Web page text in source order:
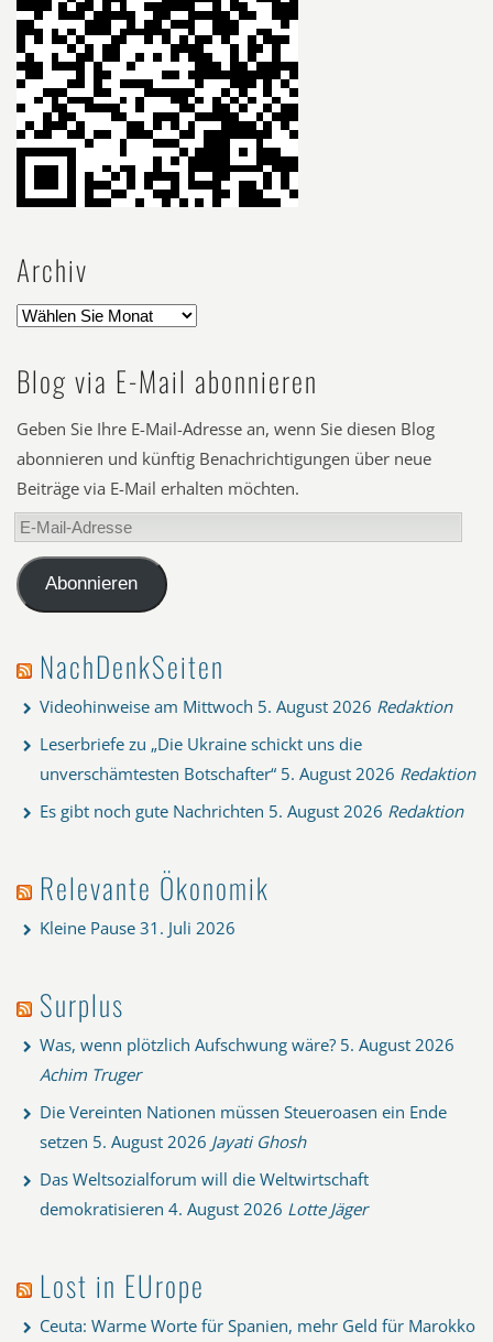
Archiv
Blog via E-Mail abonnieren
Geben Sie Ihre E-Mail-Adresse an, wenn Sie diesen Blog
abonnieren und künftig Benachrichtigungen über neue
Beiträge via E-Mail erhalten möchten.
E-
Mail-
AdresseAbonnieren
NachDenkSeiten
Videohinweise am Mittwoch 5. August 2026 Redaktion
Leserbriefe zu „Die Ukraine schickt uns die
unverschämtesten Botschafter“ 5. August 2026 Redaktion
Es gibt noch gute Nachrichten 5. August 2026 Redaktion
Relevante Ökonomik
Kleine Pause 31. Juli 2026
Surplus
Was, wenn plötzlich Aufschwung wäre? 5. August 2026
Achim Truger
Die Vereinten Nationen müssen Steueroasen ein Ende
setzen 5. August 2026 Jayati Ghosh
Das Weltsozialforum will die Weltwirtschaft
demokratisieren 4. August 2026 Lotte Jäger
Lost in EUrope
Ceuta: Warme Worte für Spanien, mehr Geld für Marokko